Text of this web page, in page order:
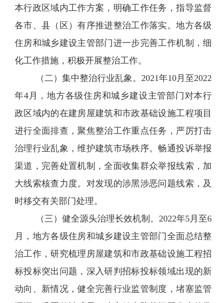
本行政区域内工作方案，明确工作任务，指导监督
各市、县（区）有序推进整治工作落实。地方各级
住房和城乡建设主管部门进一步完善工作机制，细
化工作措施，积极开展整治工作。
（二）集中整治行业乱象。2021年10月至2022
年4月，地方各级住房和城乡建设主管部门对本行
政区域内的在建房屋建筑和市政基础设施工程项目
进行全面排查，聚焦整治工作重点任务，严厉打击
治理行业乱象，维护建筑市场秩序。畅通投诉举报
渠道，完善处置机制，全面收集群众举报线索，加
大线索核查力度。对发现的涉黑涉恶问题线索，及
时移交有关部门处理。
（三）健全源头治理长效机制。2022年5月至6
月，地方各级住房和城乡建设主管部门全面总结整
治工作，研究梳理房屋建筑和市政基础设施工程招
标投标突出问题，深入研判招标投标领域出现的新
动向、新情况，健全完善行业监管制度，堵塞监管